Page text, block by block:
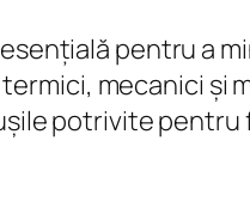
pentru a
mecanici și
potrivite